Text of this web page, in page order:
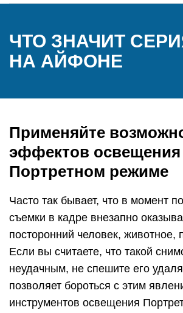
ЧТО ЗНАЧИТ
НА АЙФОНЕ
Применяйте
эффектов освещения
Портретном режиме
Часто так бывает, что в момент
съемки в кадре внезапно
посторонний человек, животное,
Если вы считаете, что такой
неудачным, не спешите его
позволяет бороться с этим
инструментов освещения